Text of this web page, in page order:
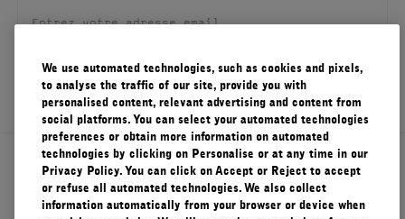
FILMS
À PROPOS
Compte
Panier(0)
À propos de Le Labo
S'ENREGISTRER
We use automated technologies, such as cookies and pixels,
to analyse the traffic of our site, provide you with
personalised content, relevant advertising and content from
social platforms. You can select your automated technologies
preferences or obtain more information on automated
technologies by clicking on Personalise or at any time in our
Privacy Policy. You can click on Accept or Reject to accept
or refuse all automated technologies. We also collect
information automatically from your browser or device when